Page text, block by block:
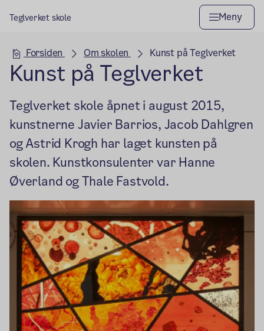
Teglverket skole Meny
Hovedseksjon
Forsiden Om skolen Kunst på Teglverket
Kunst på Teglverket
Teglverket skole åpnet i august 2015,
kunstnerne Javier Barrios, Jacob Dahlgren
og Astrid Krogh har laget kunsten på
skolen. Kunstkonsulenter var Hanne
Øverland og Thale Fastvold.